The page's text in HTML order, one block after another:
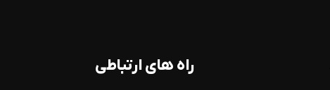
راه های ارتباطی